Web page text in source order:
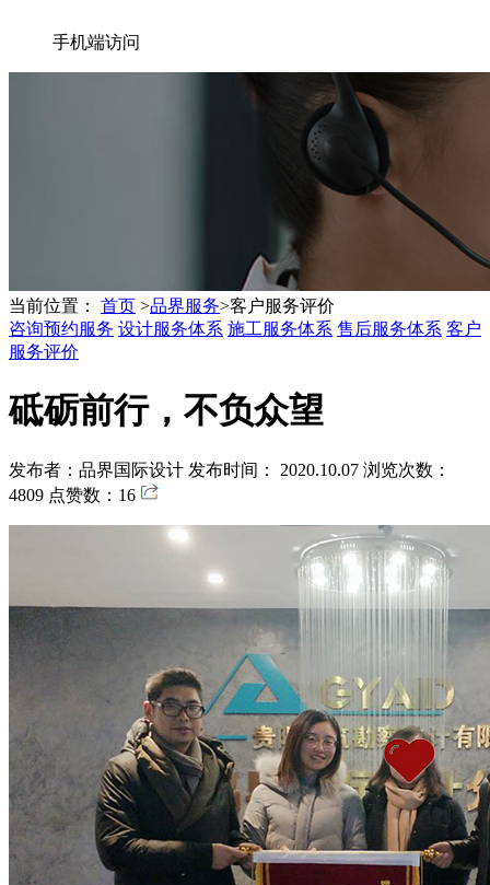
手机端访问
当前位置： 首页 >品界服务>客户服务评价
咨询预约服务 设计服务体系 施工服务体系 售后服务体系 客户
服务评价
砥砺前行，不负众望
发布者：品界国际设计 发布时间： 2020.10.07 浏览次数：
4809 点赞数：16